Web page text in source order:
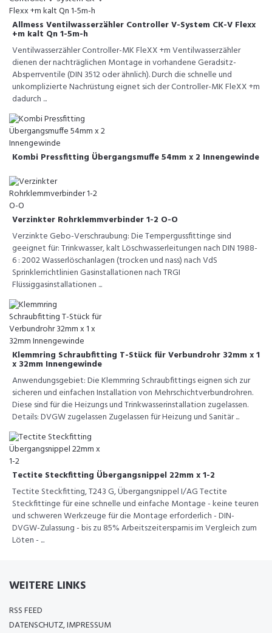
Allmess Ventilwasserzähler Controller V-System CK-V Flexx
+m kalt Qn 1-5m-h
Ventilwasserzähler Controller-MK FleXX +m Ventilwasserzähler
dienen der nachträglichen Montage in vorhandene Geradsitz-
Absperrventile (DIN 3512 oder ähnlich). Durch die schnelle und
unkomplizierte Nachrüstung eignet sich der Controller-MK FleXX +m
dadurch ...
Kombi Pressfitting Übergangsmuffe 54mm x 2 Innengewinde
Verzinkter Rohrklemmverbinder 1-2 O-O
Verzinkte Gebo-Verschraubung: Die Tempergussfittinge sind
geeignet für: Trinkwasser, kalt Löschwasserleitungen nach DIN 1988-
6 : 2002 Wasserlöschanlagen (trocken und nass) nach VdS
Sprinklerrichtlinien Gasinstallationen nach TRGI
Flüssiggasinstallationen ...
Klemmring Schraubfitting T-Stück für Verbundrohr 32mm x 1
x 32mm Innengewinde
Anwendungsgebiet: Die Klemmring Schraubfittings eignen sich zur
sicheren und einfachen Installation von Mehrschichtverbundrohren.
Diese sind für die Heizungs und Trinkwasserinstallation zugelassen.
Details: DVGW zugelassen Zugelassen für Heizung und Sanitär ...
Tectite Steckfitting Übergangsnippel 22mm x 1-2
Tectite Steckfitting, T243 G, Übergangsnippel I/AG Tectite
Steckfittinge für eine schnelle und einfache Montage - keine teuren
und schweren Werkzeuge für die Montage erforderlich - DIN-
DVGW-Zulassung - bis zu 85% Arbeitszeitersparnis im Vergleich zum
Löten - ...
WEITERE LINKS
RSS FEED
DATENSCHUTZ, IMPRESSUM